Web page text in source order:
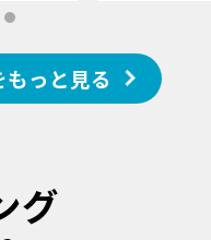
っと見る
グ